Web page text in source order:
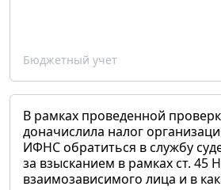
Бюджетный учет
В рамках проведенной
доначислила налог
ИФНС обратиться в службу
за взысканием в рамках ст. 45
взаимозависимого лица и в